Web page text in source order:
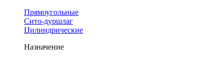
Прямоугольные
Сито-дуршлаг
Цилиндрические
Назначение